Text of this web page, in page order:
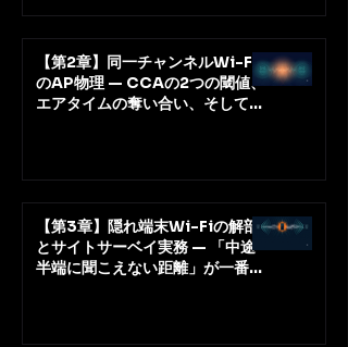
【第2章】同一チャンネルWi-Fi
のAP物理 — CCAの2つの閾値、
エアタイムの奪い合い、そして干
【第3章】隠れ端末Wi-Fiの解剖
とサイトサーベイ実務 — 「中途
半端に聞こえない距離」が一番危